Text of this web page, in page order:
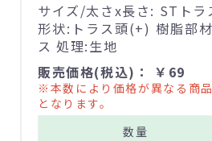
サイズ/太さx長さ: STトラ
形状:トラス頭(+) 樹脂部
ス 処理:生地
販売価格(税込)： ￥69
※本数により価格が異なる商
となります。
数量